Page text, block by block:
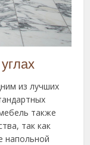
из лучших
также
так как
напольной